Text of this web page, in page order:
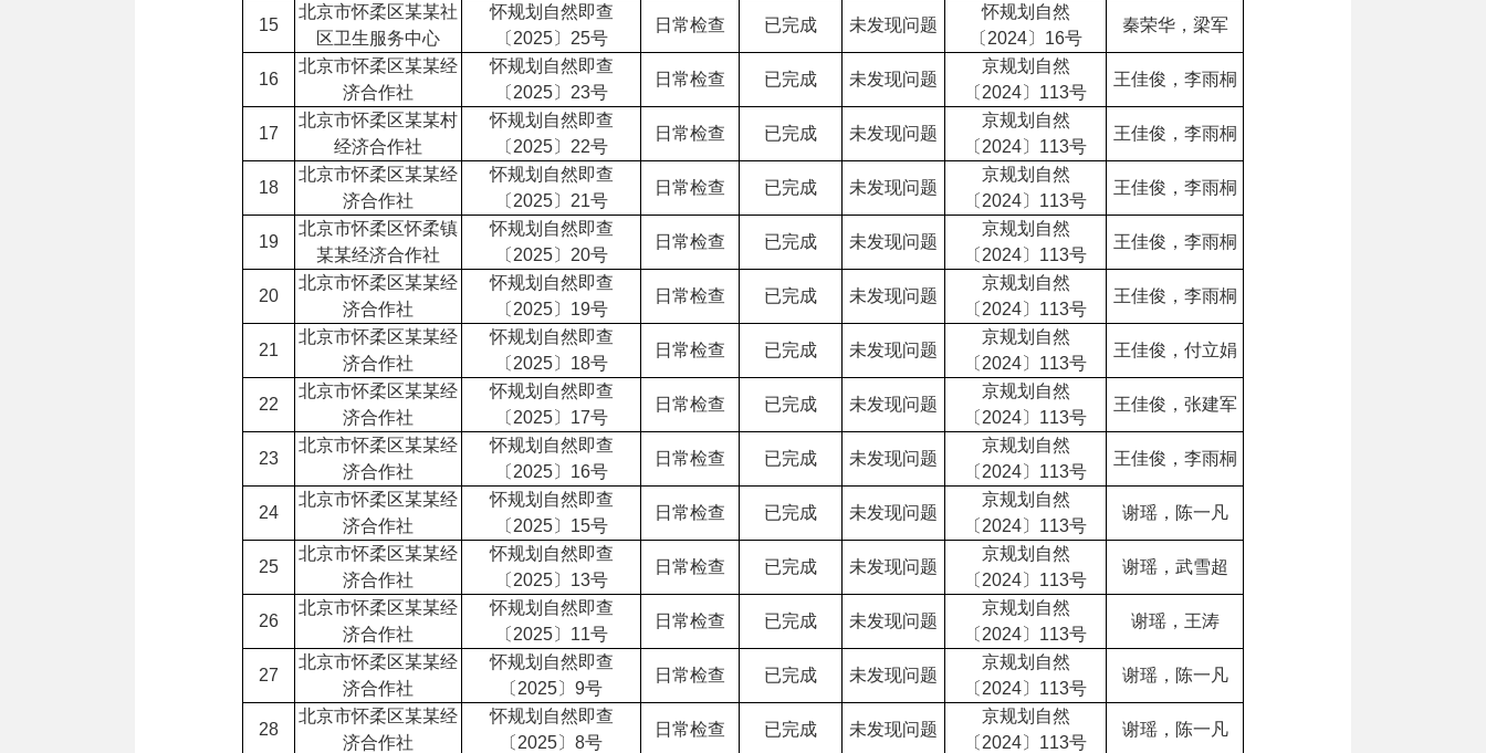
15
北京市怀柔区某某社
区卫生服务中心
怀规划自然即查
〔2025〕25号
日常检查 已完成 未发现问题
怀规划自然
〔2024〕16号
秦荣华，梁军
16
北京市怀柔区某某经
济合作社
怀规划自然即查
〔2025〕23号
日常检查 已完成 未发现问题
京规划自然
〔2024〕113号
王佳俊，李雨桐
17
北京市怀柔区某某村
经济合作社
怀规划自然即查
〔2025〕22号
日常检查 已完成 未发现问题
京规划自然
〔2024〕113号
王佳俊，李雨桐
18
北京市怀柔区某某经
济合作社
怀规划自然即查
〔2025〕21号
日常检查 已完成 未发现问题
京规划自然
〔2024〕113号
王佳俊，李雨桐
19
北京市怀柔区怀柔镇
某某经济合作社
怀规划自然即查
〔2025〕20号
日常检查 已完成 未发现问题
京规划自然
〔2024〕113号
王佳俊，李雨桐
20
北京市怀柔区某某经
济合作社
怀规划自然即查
〔2025〕19号
日常检查 已完成 未发现问题
京规划自然
〔2024〕113号
王佳俊，李雨桐
21
北京市怀柔区某某经
济合作社
怀规划自然即查
〔2025〕18号
日常检查 已完成 未发现问题
京规划自然
〔2024〕113号
王佳俊，付立娟
22
北京市怀柔区某某经
济合作社
怀规划自然即查
〔2025〕17号
日常检查 已完成 未发现问题
京规划自然
〔2024〕113号
王佳俊，张建军
23
北京市怀柔区某某经
济合作社
怀规划自然即查
〔2025〕16号
日常检查 已完成 未发现问题
京规划自然
〔2024〕113号
王佳俊，李雨桐
24
北京市怀柔区某某经
济合作社
怀规划自然即查
〔2025〕15号
日常检查 已完成 未发现问题
京规划自然
〔2024〕113号
谢瑶，陈一凡
25
北京市怀柔区某某经
济合作社
怀规划自然即查
〔2025〕13号
日常检查 已完成 未发现问题
京规划自然
〔2024〕113号
谢瑶，武雪超
26
北京市怀柔区某某经
济合作社
怀规划自然即查
〔2025〕11号
日常检查 已完成 未发现问题
京规划自然
〔2024〕113号
谢瑶，王涛
27
北京市怀柔区某某经
济合作社
怀规划自然即查
〔2025〕9号
日常检查 已完成 未发现问题
京规划自然
〔2024〕113号
谢瑶，陈一凡
28
北京市怀柔区某某经
济合作社
怀规划自然即查
〔2025〕8号
日常检查 已完成 未发现问题
京规划自然
〔2024〕113号
谢瑶，陈一凡